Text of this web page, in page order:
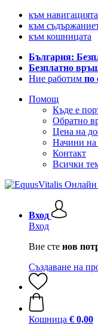
към навигацията
към
към кошницата
България:
Безплатно
Ние работим по
Помощ
Къде е
Обратно
Цена на
Начини
Контакт
Всички
Вход
Вход
Вие сте нов
Създаване на
Кошница € 0,00